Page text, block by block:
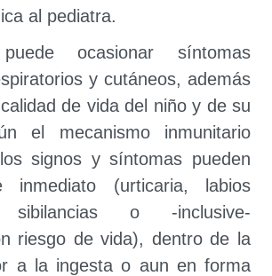
al pediatra.
ocasionar síntomas
y cutáneos, además
de vida del niño y de su
el mecanismo inmunitario
signos y síntomas pueden
inmediato (urticaria, labios
sibilancias o -inclusive-
riesgo de vida), dentro de la
a la ingesta o aun en forma